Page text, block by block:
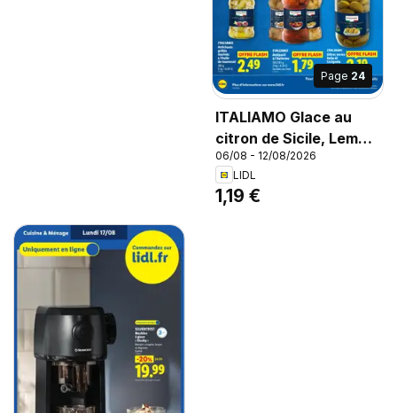
Page 24
ITALIAMO Glace au
citron de Sicile, Lemon
Flavoured Ice Cream
06/08 - 12/08/2026
LIDL
1,19 €